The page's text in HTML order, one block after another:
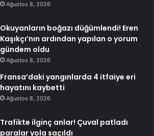
Ağustos 8, 2026
Okuyanların boğazı düğümlendi! Eren
Kaşıkçı’nın ardından yapılan o yorum
gündem oldu
Ağustos 8, 2026
Fransa’daki yangınlarda 4 itfaiye eri
hayatını kaybetti
Ağustos 8, 2026
Trafikte ilginç anlar! Çuval patladı
paralar yola saçıldı